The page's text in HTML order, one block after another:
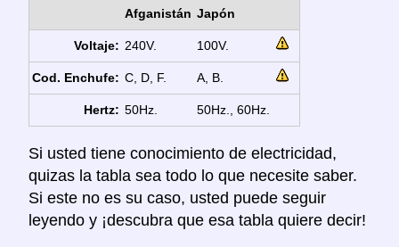
Afganistán Japón
Voltaje: 240V. 100V.
Cod. Enchufe: C, D, F. A, B.
Hertz: 50Hz. 50Hz., 60Hz.
Si usted tiene conocimiento de electricidad,
quizas la tabla sea todo lo que necesite saber.
Si este no es su caso, usted puede seguir
leyendo y ¡descubra que esa tabla quiere decir!